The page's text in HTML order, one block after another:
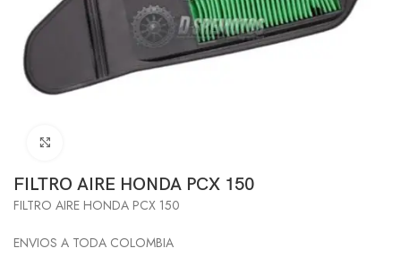
FILTRO AIRE HONDA PCX 150
FILTRO AIRE HONDA PCX 150
ENVIOS A TODA COLOMBIA